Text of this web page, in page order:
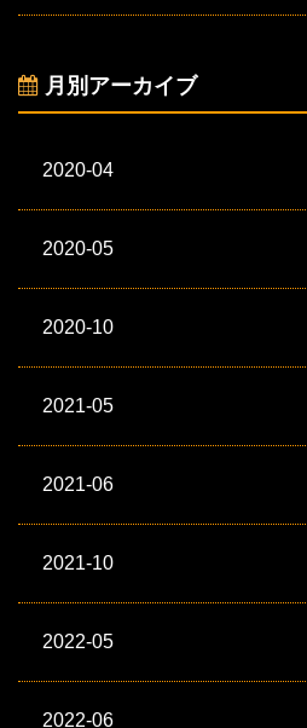
月別アーカイブ
2020-04
2020-05
2020-10
2021-05
2021-06
2021-10
2022-05
2022-06